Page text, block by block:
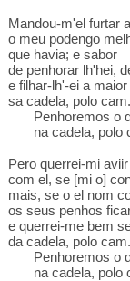
Mandou-m'el furtar
o meu podengo
que havia; e sabor
de penhorar lh'hei,
e filhar-lh'-ei a maior
sa cadela, polo cam.
Penhoremos o
na cadela, polo
Pero querrei-mi aviir
com el, se [mi o]
mais, se o el nom
os seus penhos
e querrei-me bem
da cadela, polo cam.
Penhoremos o
na cadela, polo